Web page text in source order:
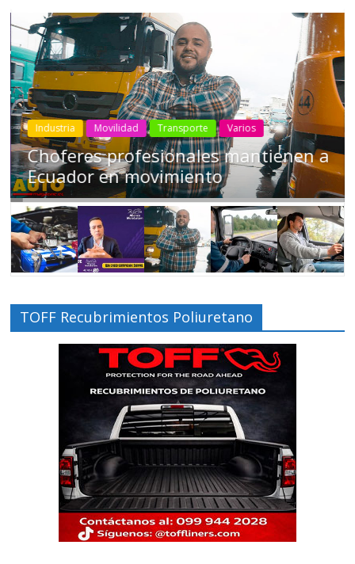
Industria Movilidad Transporte Varios
Choferes profesionales mantienen a
Ecuador en movimiento
TOFF Recubrimientos Poliuretano